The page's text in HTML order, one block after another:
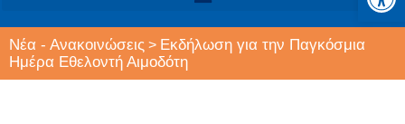
Νέα - Ανακοινώσεις > Εκδήλωση για την Παγκόσμια
Ημέρα Εθελοντή Αιμοδότη